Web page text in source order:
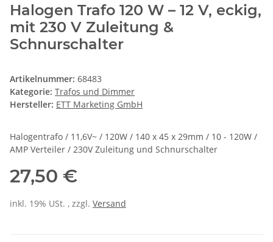
Halogen Trafo 120 W – 12 V, eckig,
mit 230 V Zuleitung &
Schnurschalter
Artikelnummer: 68483
Kategorie: Trafos und Dimmer
Hersteller: ETT Marketing GmbH
Halogentrafo / 11,6V~ / 120W / 140 x 45 x 29mm / 10 - 120W /
AMP Verteiler / 230V Zuleitung und Schnurschalter
27,50 €
inkl. 19% USt. , zzgl. Versand